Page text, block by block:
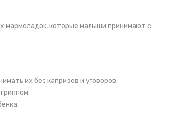
мармеладок, которые малыши принимают с
их без капризов и уговоров.